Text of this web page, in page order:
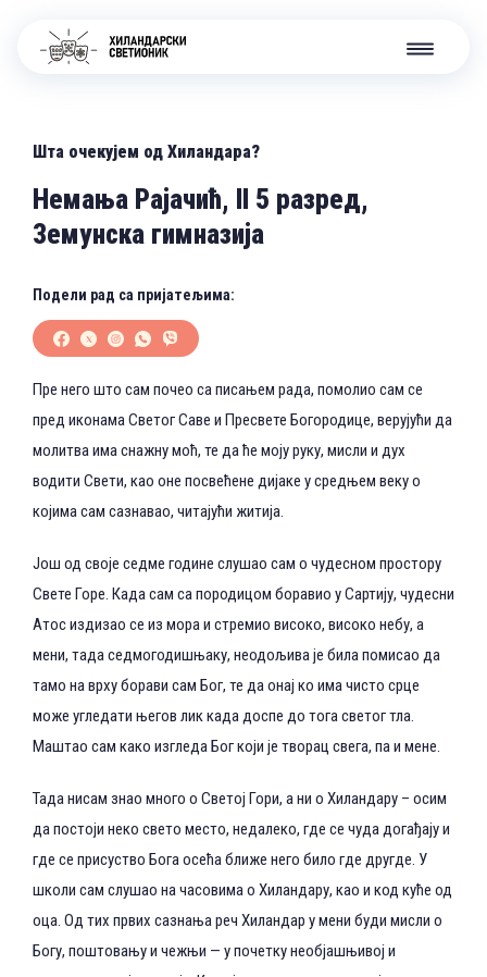
Шта очекујем од Хиландара?
Немања Рајачић, II 5 разред,
Земунска гимназија
Подели рад са пријатељима:
Пре него што сам почео са писањем рада, помолио сам се
пред иконама Светог Саве и Пресвете Богородице, верујући да
молитва има снажну моћ, те да ће моју руку, мисли и дух
водити Свети, као оне посвећене дијаке у средњем веку о
којима сам сазнавао, читајући житија.
Још од своје седме године слушао сам о чудесном простору
Свете Горе. Када сам са породицом боравио у Сартију, чудесни
Атос издизао се из мора и стремио високо, високо небу, а
мени, тада седмогодишњаку, неодољива је била помисао да
тамо на врху борави сам Бог, те да онај ко има чисто срце
може угледати његов лик када доспе до тога светог тла.
Маштао сам како изгледа Бог који је творац свега, па и мене.
Тада нисам знао много о Светој Гори, а ни о Хиландару – осим
да постоји неко свето место, недалеко, где се чуда догађају и
где се присуство Бога осећа ближе него било где другде. У
школи сам слушао на часовима о Хиландару, као и код куће од
оца. Од тих првих сазнања реч Хиландар у мени буди мисли о
Богу, поштовању и чежњи — у почетку необјашњивој и